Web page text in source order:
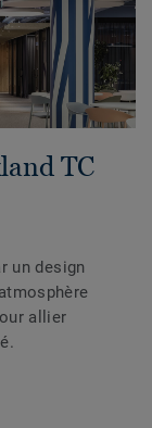
TC
un design
allier